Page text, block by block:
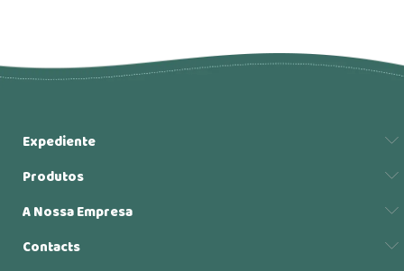
Expediente
Produtos
A Nossa Empresa
Contacts